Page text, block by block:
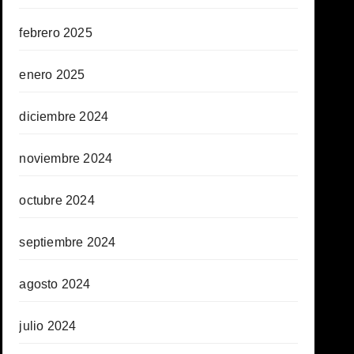
febrero 2025
enero 2025
diciembre 2024
noviembre 2024
octubre 2024
septiembre 2024
agosto 2024
julio 2024